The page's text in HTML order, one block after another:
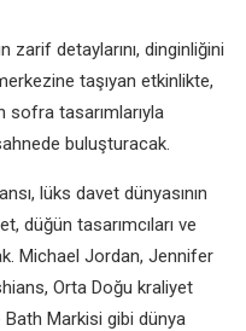
zarif detaylarını, dinginliğini
taşıyan etkinlikte,
sofra tasarımlarıyla
buluşturacak.
lüks davet dünyasının
düğün tasarımcıları ve
Michael Jordan, Jennifer
Orta Doğu kraliyet
Markisi gibi dünya